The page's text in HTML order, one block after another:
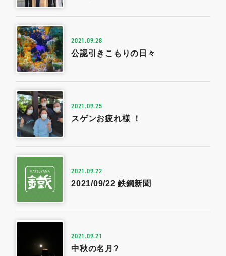
電話をかける
2021.09.28
公認引きこもりの日々
2021.09.25
スゲンお疲れ様 ！
2021.09.22
2021/09/22 鉄鋼新聞
2021.09.21
中秋の名月?